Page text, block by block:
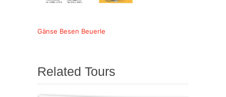
Gänse Besen Beuerle
Related Tours